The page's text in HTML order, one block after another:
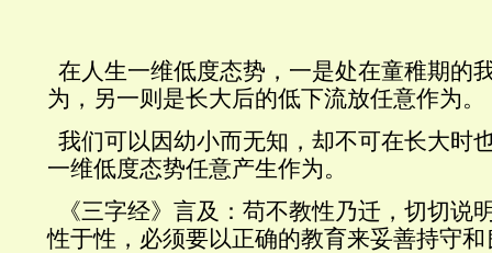
在人生一维低度态势，一是处在童稚期的
为，另一则是长大后的低下流放任意作为。
我们可以因幼小而无知，却不可在长大时
一维低度态势任意产生作为。
《三字经》言及：苟不教性乃迁，切切说
性于性，必须要以正确的教育来妥善持守